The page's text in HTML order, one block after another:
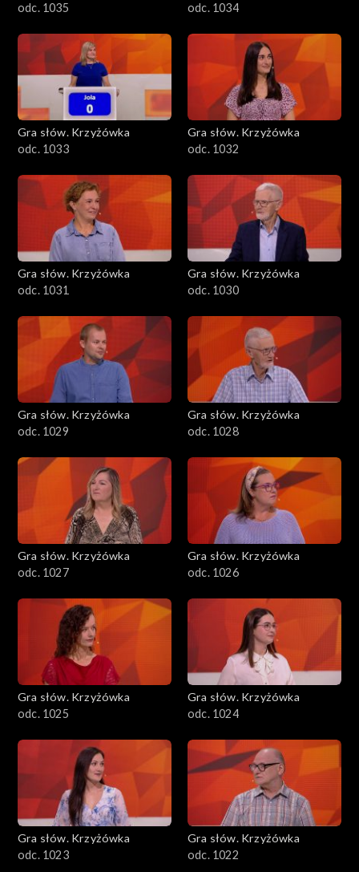
odc. 1035
odc. 1034
Gra słów. Krzyżówka
odc. 1033
Gra słów. Krzyżówka
odc. 1032
Gra słów. Krzyżówka
odc. 1031
Gra słów. Krzyżówka
odc. 1030
Gra słów. Krzyżówka
odc. 1029
Gra słów. Krzyżówka
odc. 1028
Gra słów. Krzyżówka
odc. 1027
Gra słów. Krzyżówka
odc. 1026
Gra słów. Krzyżówka
odc. 1025
Gra słów. Krzyżówka
odc. 1024
Gra słów. Krzyżówka
odc. 1023
Gra słów. Krzyżówka
odc. 1022